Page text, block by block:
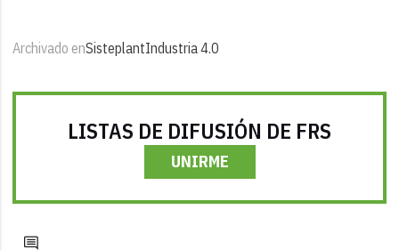
Archivado enSisteplantIndustria 4.0
LISTAS DE DIFUSIÓN DE FRS
UNIRME